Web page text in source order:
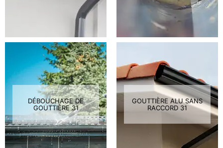
DÉBOUCHAGE DE
GOUTTIÈRE 31
GOUTTIÈRE ALU SANS
RACCORD 31